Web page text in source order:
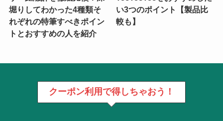
堀りしてわかった4種類そ
れぞれの特筆すべきポイン
トとおすすめの人を紹介
い3つのポイント【製品比
較も】
クーポン利用で得しちゃおう！